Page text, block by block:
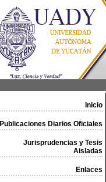
Inicio
Publicaciones Diarios Oficiales
Jurisprudencias y Tesis
Aisladas
Enlaces